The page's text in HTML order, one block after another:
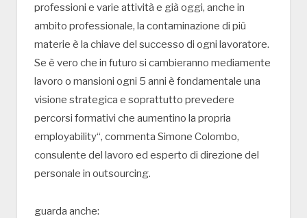
professioni e varie attività e già oggi, anche in
ambito professionale, la contaminazione di più
materie è la chiave del successo di ogni lavoratore.
Se è vero che in futuro si cambieranno mediamente
lavoro o mansioni ogni 5 anni è fondamentale una
visione strategica e soprattutto prevedere
percorsi formativi che aumentino la propria
employability“, commenta Simone Colombo,
consulente del lavoro ed esperto di direzione del
personale in outsourcing.
guarda anche: